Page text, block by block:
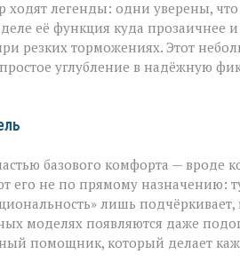
ходят легенды: одни уверены,
её функция куда прозаичнее
резких торможениях. Этот
углубление в надёжную
базового комфорта —
его не по прямому
лишь подчёркивает,
моделях появляются даже
помощник, который делает